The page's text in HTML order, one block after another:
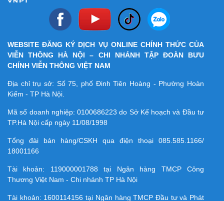
WEBSITE ĐĂNG KÝ DỊCH VỤ ONLINE CHÍNH THỨC CỦA
VIỄN THÔNG HÀ NỘI – CHI NHÁNH TẬP ĐOÀN BƯU
CHÍNH VIỄN THÔNG VIỆT NAM
Địa chỉ trụ sở: Số 75, phố Đinh Tiên Hoàng - Phường Hoàn
Kiếm - TP Hà Nội.
Mã số doanh nghiệp:0100686223 do Sở Kế hoạch và Đầu tư
TP.Hà Nội cấp ngày 11/08/1998
Tổng đài bán hàng/CSKH qua điện thoại 085.585.1166/
18001166
Tài khoản: 119000001788 tại Ngân hàng TMCP Công
Thương Việt Nam - Chi nhánh TP Hà Nội
Tài khoản: 1600114156 tại Ngân hàng TMCP Ðầu tư và Phát